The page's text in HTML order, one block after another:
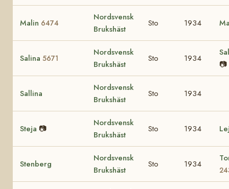
Malin 6474
Nordsvensk
Brukshäst
Sto 1934
Salina 5671
Nordsvensk
Brukshäst
Sto 1934
📷
Sallina
Nordsvensk
Brukshäst
Sto 1934
Steja 📷
Nordsvensk
Brukshäst
Sto 1934
Stenberg
Nordsvensk
Brukshäst
Sto 1934